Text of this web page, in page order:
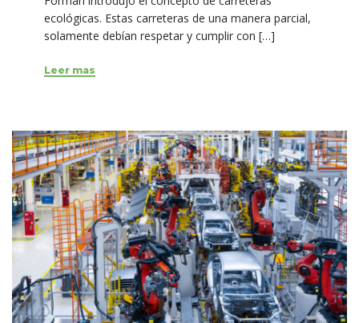
ecológicas. Estas carreteras de una manera parcial,
solamente debían respetar y cumplir con […]
Leer mas